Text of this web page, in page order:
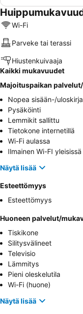
Wi-Fi
Parveke tai terassi
Hiustenkuivaaja
Kaikki mukavuudet
Majoituspaikan
Nopea sisään-/
Pysäköinti
Lemmikit sallittu
Tietokone internetillä
Wi-Fi aulassa
Ilmainen Wi-FI
Näytä lisää
Esteettömyys
Esteettömyys
Huoneen palvelut/
Tiskikone
Silitysvälineet
Televisio
Lämmitys
Pieni oleskelutila
Wi-Fi (huone)
Näytä lisää